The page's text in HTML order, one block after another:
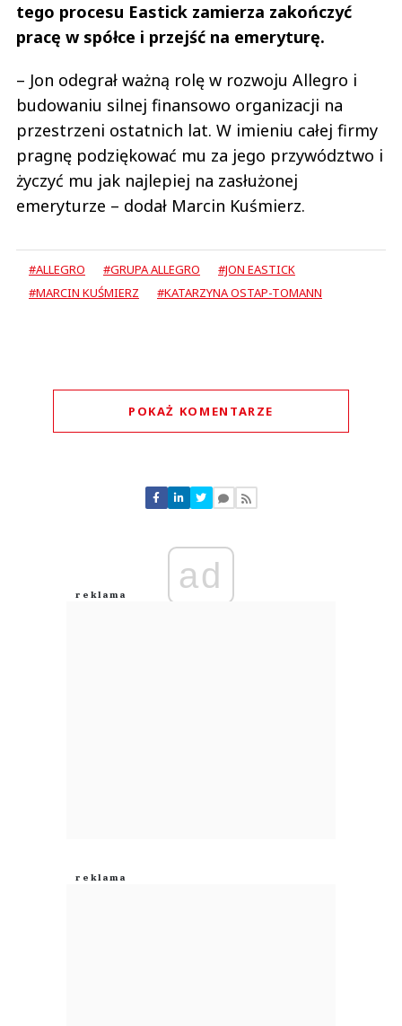
tego procesu Eastick zamierza zakończyć
pracę w spółce i przejść na emeryturę.
– Jon odegrał ważną rolę w rozwoju Allegro i
budowaniu silnej finansowo organizacji na
przestrzeni ostatnich lat. W imieniu całej firmy
pragnę podziękować mu za jego przywództwo i
życzyć mu jak najlepiej na zasłużonej
emeryturze – dodał Marcin Kuśmierz.
#ALLEGRO #GRUPA ALLEGRO
#JON EASTICK
#MARCIN KUŚMIERZ
#KATARZYNA OSTAP-TOMANN
POKAŻ KOMENTARZE
Nie znaleziono komentarzy
Zostaw swoje komentarze
Anuluj
ad